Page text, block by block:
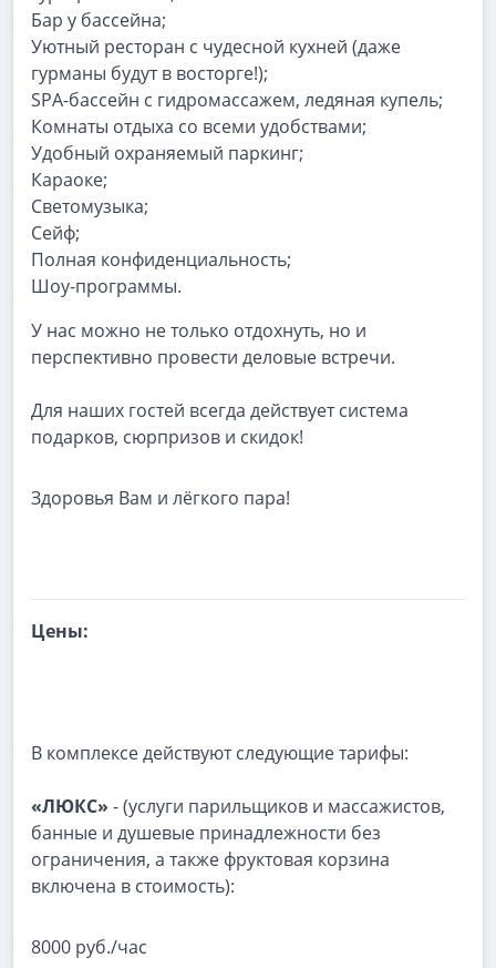
Бар у бассейна;
Уютный ресторан с чудесной кухней (даже
гурманы будут в восторге!);
SPA-бассейн с гидромассажем, ледяная купель;
Комнаты отдыха со всеми удобствами;
Удобный охраняемый паркинг;
Караоке;
Светомузыка;
Сейф;
Полная конфиденциальность;
Шоу-программы.
У нас можно не только отдохнуть, но и
перспективно провести деловые встречи.
Для наших гостей всегда действует система
подарков, сюрпризов и скидок!
Здоровья Вам и лёгкого пара!
Цены:
В комплексе действуют следующие тарифы:
«ЛЮКС» - (услуги парильщиков и массажистов,
банные и душевые принадлежности без
ограничения, а также фруктовая корзина
включена в стоимость):
8000 руб./час